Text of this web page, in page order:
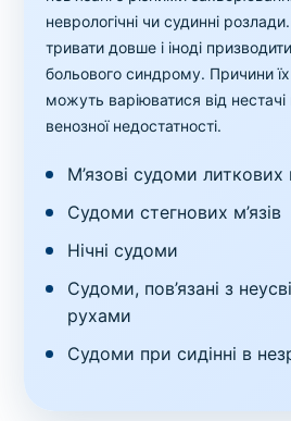
неврологічні чи судинні
тривати довше і іноді
больового синдрому. Причини
можуть варіюватися від нестачі
венозної недостатності.
М’язові судоми литкових
Судоми стегнових м’язів
Нічні судоми
Судоми, пов’язані з
рухами
Судоми при сидінні в